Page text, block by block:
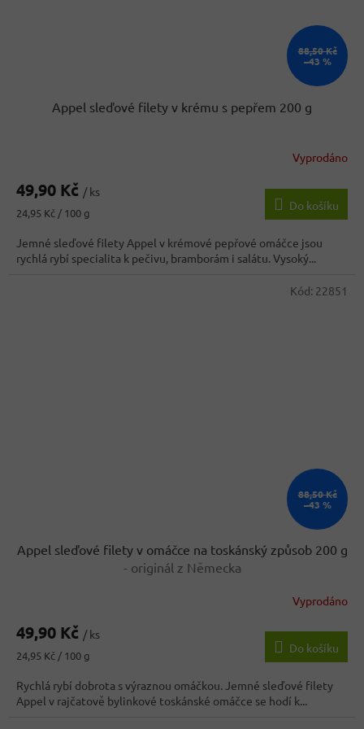
88,50 Kč
–43 %
Appel sleďové filety v krému s pepřem 200 g
produktu
5,0
z
5
hvězdiček.
Vyprodáno
49,90 Kč / ks
Měrná
24,95 Kč / 100 g
Do košíku
Jemné sleďové filety Appel v krémové pepřové omáčce jsou
rychlá rybí specialita k pečivu, bramborám i salátu. Vysoký...
88,50 Kč
–43 %
Appel sleďové filety v omáčce na toskánský způsob 200 g
- originál z Německa
produktu
4,5
z
5
hvězdiček.
Vyprodáno
49,90 Kč / ks
Měrná
24,95 Kč / 100 g
Do košíku
Rychlá rybí dobrota s výraznou omáčkou. Jemné sleďové filety
Appel v rajčatově bylinkové toskánské omáčce se hodí k...
Kód: 22851